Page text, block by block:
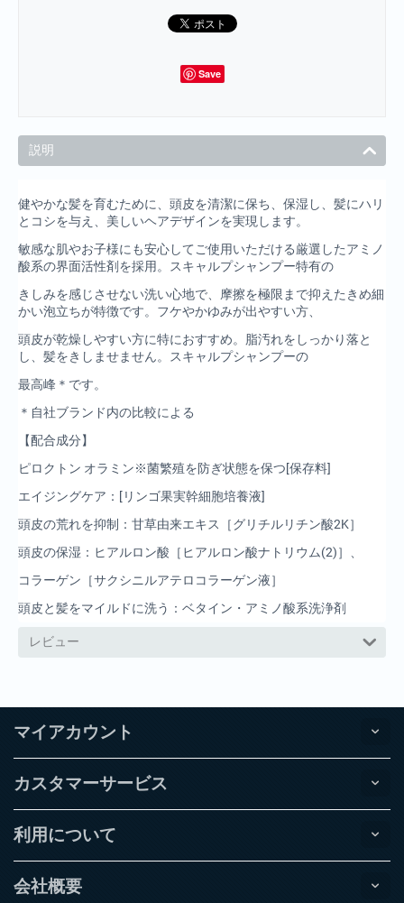
Save
説明
健やかな髪を育むために、頭皮を清潔に保ち、保湿し、髪にハリ
とコシを与え、美しいヘアデザインを実現します。
敏感な肌やお子様にも安心してご使用いただける厳選したアミノ
酸系の界面活性剤を採用。スキャルプシャンプー特有の
きしみを感じさせない洗い心地で、摩擦を極限まで抑えたきめ細
かい泡立ちが特徴です。フケやかゆみが出やすい方、
頭皮が乾燥しやすい方に特におすすめ。脂汚れをしっかり落と
し、髪をきしませません。スキャルプシャンプーの
最高峰＊です。
＊自社ブランド内の比較による
【配合成分】
ピロクトン オラミン※菌繁殖を防ぎ状態を保つ[保存料]
エイジングケア：[リンゴ果実幹細胞培養液]
頭皮の荒れを抑制：甘草由来エキス［グリチルリチン酸2K］
頭皮の保湿：ヒアルロン酸［ヒアルロン酸ナトリウム(2)］、
コラーゲン［サクシニルアテロコラーゲン液］
頭皮と髪をマイルドに洗う：ベタイン・アミノ酸系洗浄剤
レビュー
マイアカウント
カスタマーサービス
利用について
会社概要